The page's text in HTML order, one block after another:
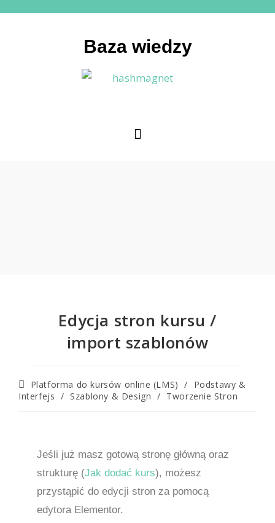
Baza wiedzy
Edycja stron kursu /
import szablonów
Platforma do kursów online (LMS) /
Podstawy &
Interfejs / Szablony & Design / Tworzenie Stron
Jeśli już masz gotową stronę główną oraz
strukturę (Jak dodać kurs), możesz
przystąpić do edycji stron za pomocą
edytora Elementor.